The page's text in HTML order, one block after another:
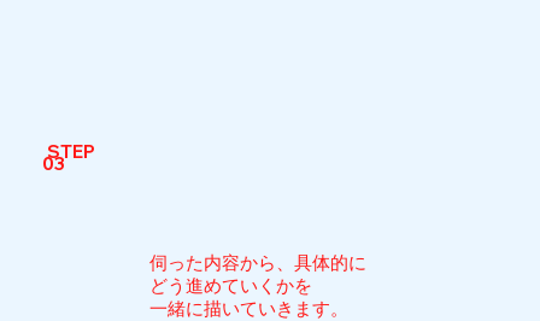
伺った内容から、具体的に
どう進めていくかを
一緒に描いていきます。
STEP
03